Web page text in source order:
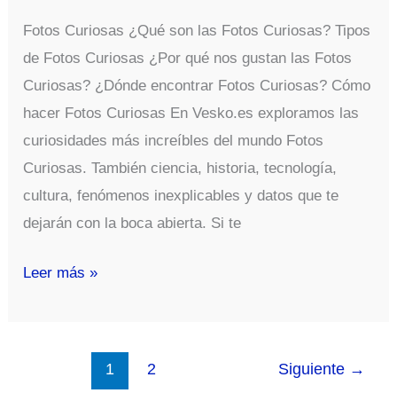
Fotos Curiosas ¿Qué son las Fotos Curiosas? Tipos
de Fotos Curiosas ¿Por qué nos gustan las Fotos
Curiosas? ¿Dónde encontrar Fotos Curiosas? Cómo
hacer Fotos Curiosas En Vesko.es exploramos las
curiosidades más increíbles del mundo Fotos
Curiosas. También ciencia, historia, tecnología,
cultura, fenómenos inexplicables y datos que te
dejarán con la boca abierta. Si te
Fotos
Leer más »
1 2 Siguiente →